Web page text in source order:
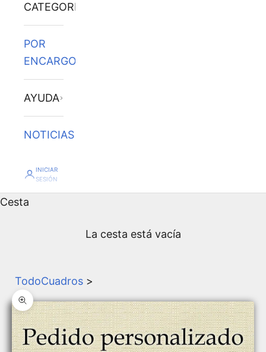
CATEGORÍAS
POR
ENCARGO
AYUDA
NOTICIAS
INICIAR
SESIÓN
Cesta
La cesta está vacía
TodoCuadros >
Zoom